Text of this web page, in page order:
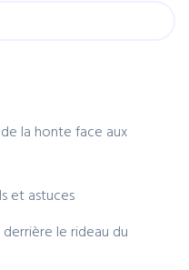
la honte face aux
et astuces
le rideau du